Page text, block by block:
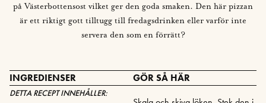
på Västerbottensost vilket ger den goda smaken. Den här pizzan
är ett riktigt gott tilltugg till fredagsdrinken eller varför inte
servera den som en förrätt?
INGREDIENSER
DETTA RECEPT INNEHÅLLER:
GÖR SÅ HÄR